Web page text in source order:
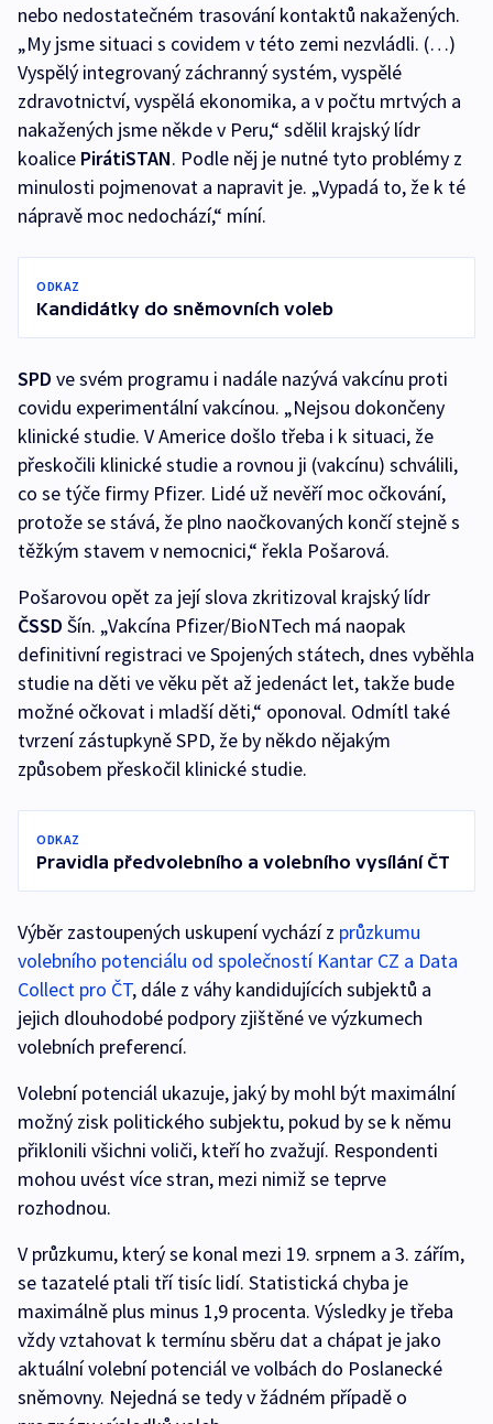
nebo nedostatečném trasování kontaktů nakažených.
„My jsme situaci s covidem v této zemi nezvládli. (…)
Vyspělý integrovaný záchranný systém, vyspělé
zdravotnictví, vyspělá ekonomika, a v počtu mrtvých a
nakažených jsme někde v Peru,“ sdělil krajský lídr
koalice PirátiSTAN. Podle něj je nutné tyto problémy z
minulosti pojmenovat a napravit je. „Vypadá to, že k té
nápravě moc nedochází,“ míní.
ODKAZ
Kandidátky do sněmovních voleb
SPD ve svém programu i nadále nazývá vakcínu proti
covidu experimentální vakcínou. „Nejsou dokončeny
klinické studie. V Americe došlo třeba i k situaci, že
přeskočili klinické studie a rovnou ji (vakcínu) schválili,
co se týče firmy Pfizer. Lidé už nevěří moc očkování,
protože se stává, že plno naočkovaných končí stejně s
těžkým stavem v nemocnici,“ řekla Pošarová.
Pošarovou opět za její slova zkritizoval krajský lídr
ČSSD Šín. „Vakcína Pfizer/BioNTech má naopak
definitivní registraci ve Spojených státech, dnes vyběhla
studie na děti ve věku pět až jedenáct let, takže bude
možné očkovat i mladší děti,“ oponoval. Odmítl také
tvrzení zástupkyně SPD, že by někdo nějakým
způsobem přeskočil klinické studie.
ODKAZ
Pravidla předvolebního a volebního vysílání ČT
Výběr zastoupených uskupení vychází z průzkumu
volebního potenciálu od společností Kantar CZ a Data
Collect pro ČT, dále z váhy kandidujících subjektů a
jejich dlouhodobé podpory zjištěné ve výzkumech
volebních preferencí.
Volební potenciál ukazuje, jaký by mohl být maximální
možný zisk politického subjektu, pokud by se k němu
přiklonili všichni voliči, kteří ho zvažují. Respondenti
mohou uvést více stran, mezi nimiž se teprve
rozhodnou.
V průzkumu, který se konal mezi 19. srpnem a 3. zářím,
se tazatelé ptali tří tisíc lidí. Statistická chyba je
maximálně plus minus 1,9 procenta. Výsledky je třeba
vždy vztahovat k termínu sběru dat a chápat je jako
aktuální volební potenciál ve volbách do Poslanecké
sněmovny. Nejedná se tedy v žádném případě o